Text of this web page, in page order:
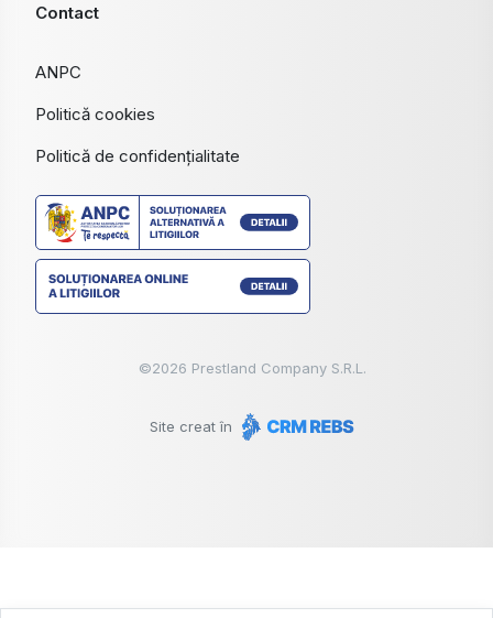
Contact
ANPC
Politică cookies
Politică de confidențialitate
©2026 Prestland Company S.R.L.
Site creat în